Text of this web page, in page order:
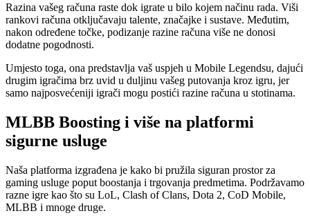
Razina vašeg računa raste dok igrate u bilo kojem načinu rada. Viši
rankovi računa otključavaju talente, značajke i sustave. Međutim,
nakon određene točke, podizanje razine računa više ne donosi
dodatne pogodnosti.
Umjesto toga, ona predstavlja vaš uspjeh u Mobile Legendsu, dajući
drugim igračima brz uvid u duljinu vašeg putovanja kroz igru, jer
samo najposvećeniji igrači mogu postići razine računa u stotinama.
MLBB Boosting i više na platformi
sigurne usluge
Naša platforma izgrađena je kako bi pružila siguran prostor za
gaming usluge poput boostanja i trgovanja predmetima. Podržavamo
razne igre kao što su LoL, Clash of Clans, Dota 2, CoD Mobile,
MLBB i mnoge druge.